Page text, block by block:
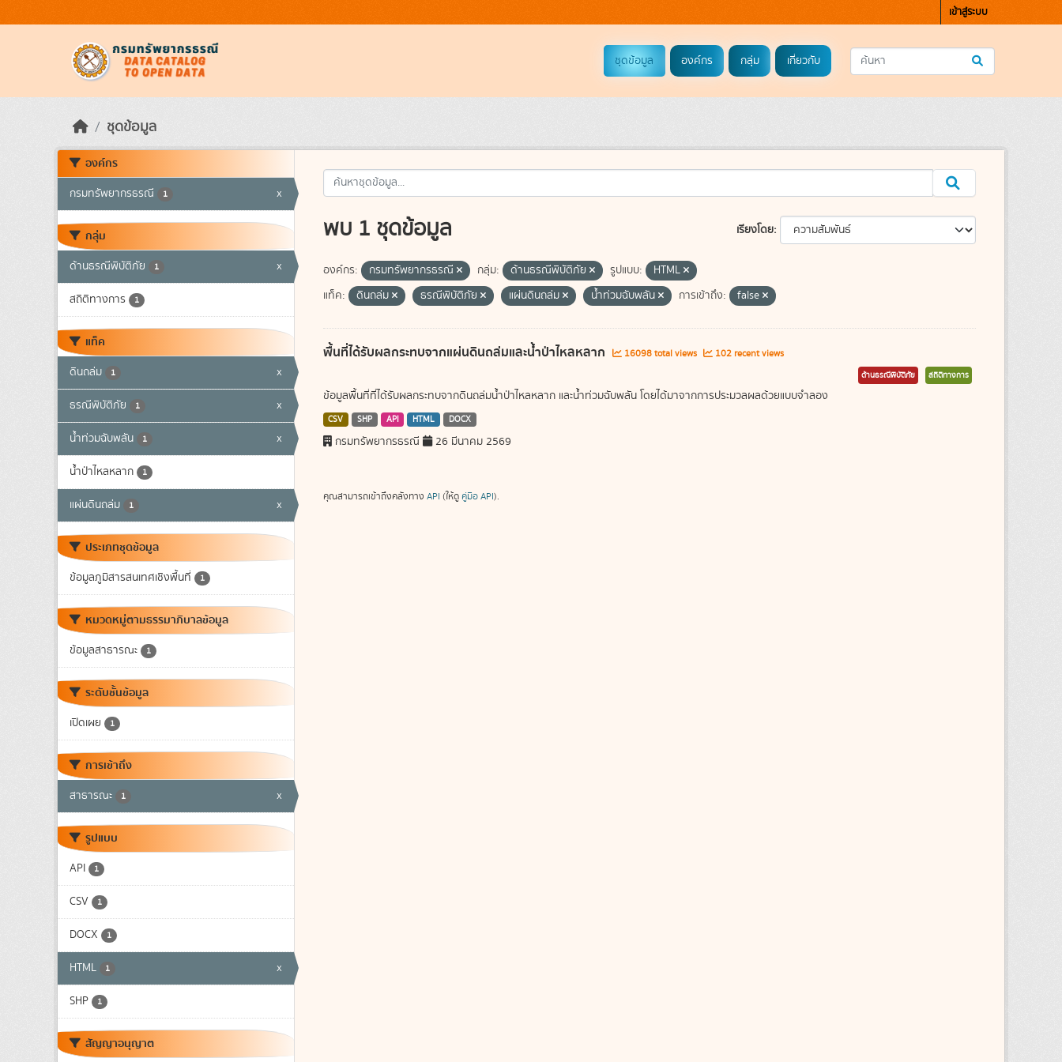
เข้าสู่ระบบ
ชุดข้อมูล องค์กร กลุ่ม เกี่ยวกับ
ชุดข้อมูล
องค์กร
กรมทรัพยากรธรณี 1 x
กลุ่ม
ด้านธรณีพิบัติภัย 1 x
สถิติทางการ 1
แท็ค
ดินถล่ม 1 x
ธรณีพิบัติภัย 1 x
น้ำท่วมฉับพลัน 1 x
น้ำป่าไหลหลาก 1
แผ่นดินถล่ม 1 x
ประเภทชุดข้อมูล
ข้อมูลภูมิสารสนเทศเชิงพื้นที่ 1
หมวดหมู่ตามธรรมาภิบาลข้อมูล
ข้อมูลสาธารณะ 1
ระดับชั้นข้อมูล
เปิดเผย 1
การเข้าถึง
สาธารณะ 1 x
รูปแบบ
API 1
CSV 1
DOCX 1
HTML 1 x
SHP 1
สัญญาอนุญาต
เรียงโดย
พบ 1 ชุดข้อมูล
องค์กร: กรมทรัพยากรธรณี กลุ่ม: ด้านธรณีพิบัติภัย รูปแบบ:
HTML
แท็ค:
ดินถล่ม ธรณีพิบัติภัย แผ่นดินถล่ม น้ำท่วมฉับพลัน การเข้าถึง: false
พื้นที่ได้รับผลกระทบจากแผ่นดินถล่มและน้ำป่าไหลหลาก 16098 total views 102 recent views
ด้านธรณีพิบัติภัย สถิติทางการ
ข้อมูลพื้นที่ที่ได้รับผลกระทบจากดินถล่มน้ำป่าไหลหลาก และน้ำท่วมฉับพลัน โดยได้มาจากการประมวลผลด้วยแบบจำลอง
CSV SHP API HTML DOCX
กรมทรัพยากรธรณี 26 มีนาคม 2569
คุณสามารถเข้าถึงคลังทาง API (ให้ดู คู่มือ API).